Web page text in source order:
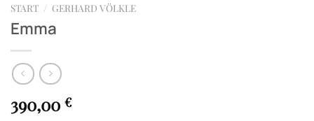
START / GERHARD VÖLKLE
Emma
390,00 €